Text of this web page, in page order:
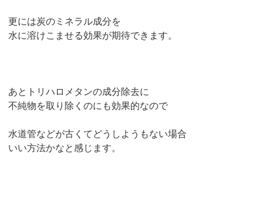
更には炭のミネラル成分を
水に溶けこませる効果が期待できます。
あとトリハロメタンの成分除去に
不純物を取り除くのにも効果的なので
水道管などが古くてどうしようもない場合
いい方法かなと感じます。